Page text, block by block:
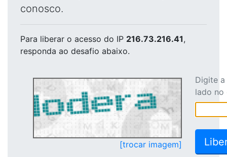
conosco.
Para liberar o acesso do IP 216.73.216.41,
responda ao desafio abaixo.
[trocar imagem]
Digite
lado no